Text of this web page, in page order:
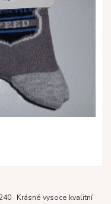
Krásné vysoce kvalitní